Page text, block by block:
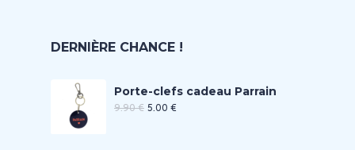
DERNIÈRE CHANCE !
Porte-clefs cadeau Parrain
9.90€ 5.00 €